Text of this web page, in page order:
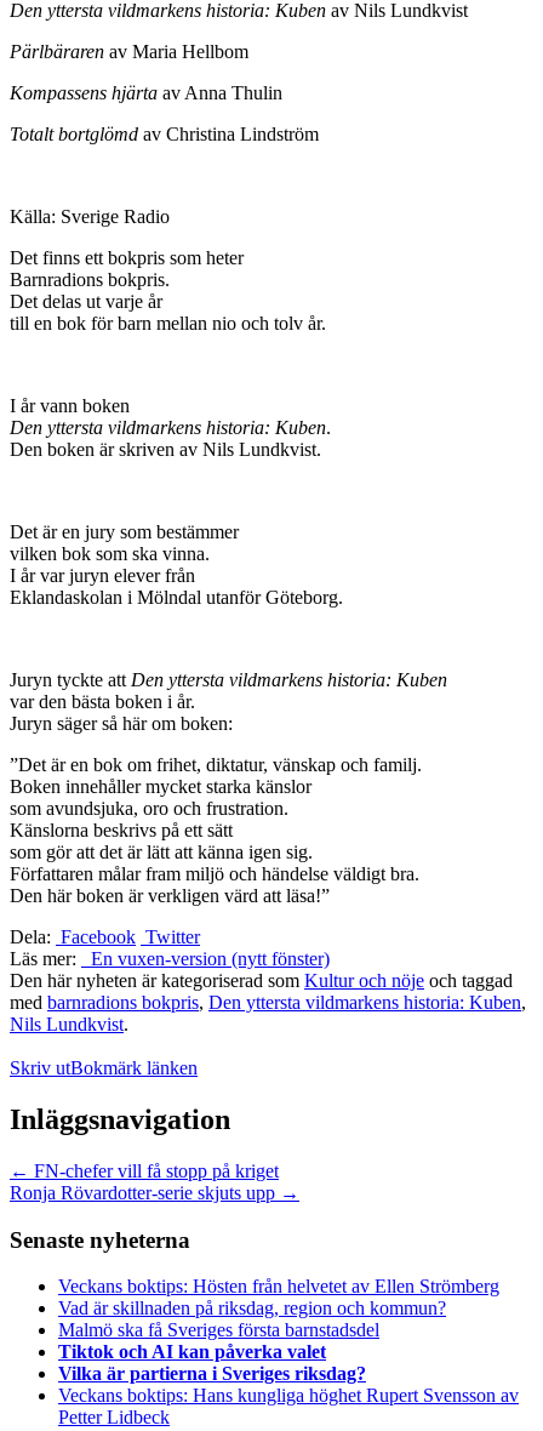
Den yttersta vildmarkens historia: Kuben av Nils Lundkvist
Pärlbäraren av Maria Hellbom
Kompassens hjärta av Anna Thulin
Totalt bortglömd av Christina Lindström
Källa: Sverige Radio
Det finns ett bokpris som heter
Barnradions bokpris.
Det delas ut varje år
till en bok för barn mellan nio och tolv år.
I år vann boken
Den yttersta vildmarkens historia: Kuben.
Den boken är skriven av Nils Lundkvist.
Det är en jury som bestämmer
vilken bok som ska vinna.
I år var juryn elever från
Eklandaskolan i Mölndal utanför Göteborg.
Juryn tyckte att Den yttersta vildmarkens historia: Kuben
var den bästa boken i år.
Juryn säger så här om boken:
”Det är en bok om frihet, diktatur, vänskap och familj.
Boken innehåller mycket starka känslor
som avundsjuka, oro och frustration.
Känslorna beskrivs på ett sätt
som gör att det är lätt att känna igen sig.
Författaren målar fram miljö och händelse väldigt bra.
Den här boken är verkligen värd att läsa!”
Dela: Facebook Twitter
Läs mer:
En vuxen-version (nytt fönster)
Den här nyheten är kategoriserad som Kultur och nöje och taggad
med barnradions bokpris, Den yttersta vildmarkens historia: Kuben,
Nils Lundkvist.
Skriv utBokmärk länken
Inläggsnavigation
← FN-chefer vill få stopp på kriget
Ronja Rövardotter-serie skjuts upp →
Senaste nyheterna
Veckans boktips: Hösten från helvetet av Ellen Strömberg
Vad är skillnaden på riksdag, region och kommun?
Malmö ska få Sveriges första barnstadsdel
Tiktok och AI kan påverka valet
Vilka är partierna i Sveriges riksdag?
Veckans boktips: Hans kungliga höghet Rupert Svensson av
Petter Lidbeck